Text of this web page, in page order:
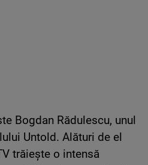
Bogdan Rădulescu, unul
Untold. Alături de el
trăiește o intensă